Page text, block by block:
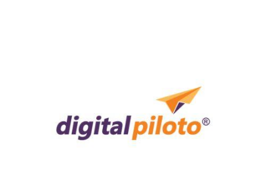
La silver économie